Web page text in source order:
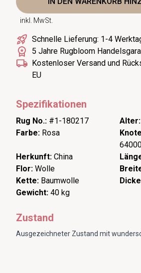
inkl. MwSt.
Schnelle Lieferung: 1-4
5 Jahre Rugbloom
Kostenloser Versand und
EU
Spezifikationen
Rug No.: #1-180217 Alter:
Farbe: Rosa
Herkunft: China
Flor: Wolle
Kette: Baumwolle
Gewicht: 40 kg
Zustand
Ausgezeichneter Zustand mit